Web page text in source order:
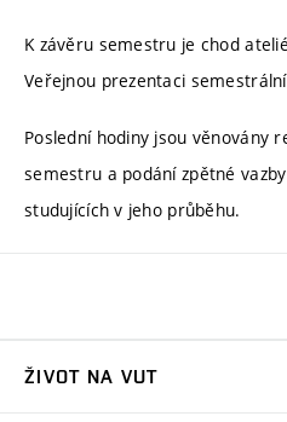
K závěru semestru je chod
Veřejnou prezentaci
Poslední hodiny jsou věnovány
semestru a podání zpětné
studujících v jeho průběhu.
ŽIVOT NA VUT